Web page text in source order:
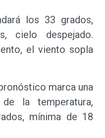
los 33 grados,
cielo despejado.
el viento sopla
marca una
la temperatura,
mínima de 18